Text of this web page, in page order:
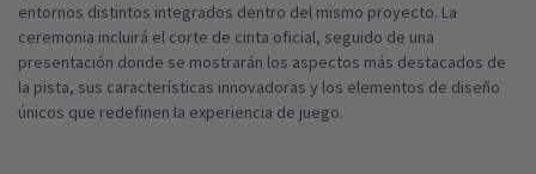
entornos distintos integrados dentro del mismo proyecto. La
ceremonia incluirá el corte de cinta oficial, seguido de una
presentación donde se mostrarán los aspectos más destacados de
la pista, sus características innovadoras y los elementos de diseño
únicos que redefinen la experiencia de juego.